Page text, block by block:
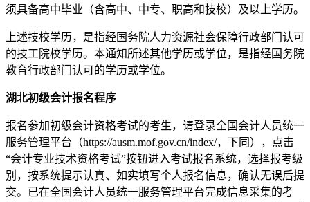
须具备高中毕业（含高中、中专、职高和技校）及以上学历。
上述技校学历，是指经国务院人力资源社会保障行政部门认可
的技工院校学历。本通知所述其他学历或学位，是指经国务院
教育行政部门认可的学历或学位。
湖北初级会计报名程序
报名参加初级会计资格考试的考生，请登录全国会计人员统一
服务管理平台（https://ausm.mof.gov.cn/index/，下同），点击
“会计专业技术资格考试”按钮进入考试报名系统，选择报考级
别，按系统提示认真、如实填写个人报名信息，确认无误后提
交。已在全国会计人员统一服务管理平台完成信息采集的考